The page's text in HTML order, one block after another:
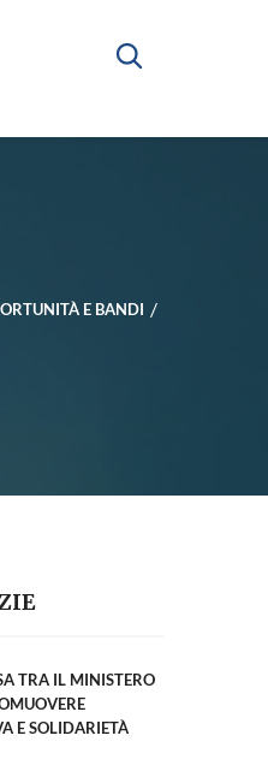
E BANDI
TRA IL MINISTERO
E SOLIDARIETÀ